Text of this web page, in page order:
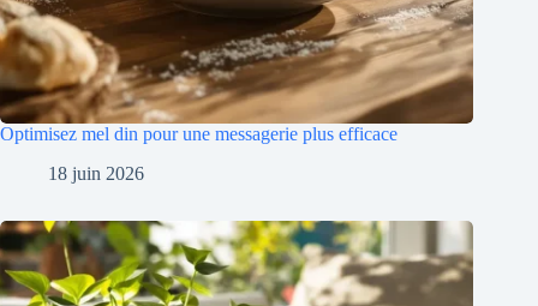
Optimisez mel din pour une messagerie plus efficace
18 juin 2026